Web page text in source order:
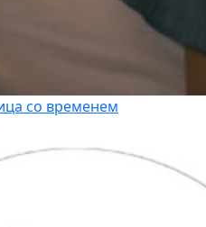
со временем